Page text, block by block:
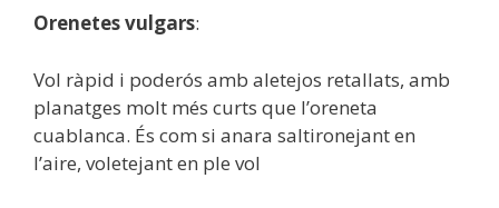
Orenetes vulgars:
Vol ràpid i poderós amb aletejos retallats, amb
planatges molt més curts que l’oreneta
cuablanca. És com si anara saltironejant en
l’aire, voletejant en ple vol